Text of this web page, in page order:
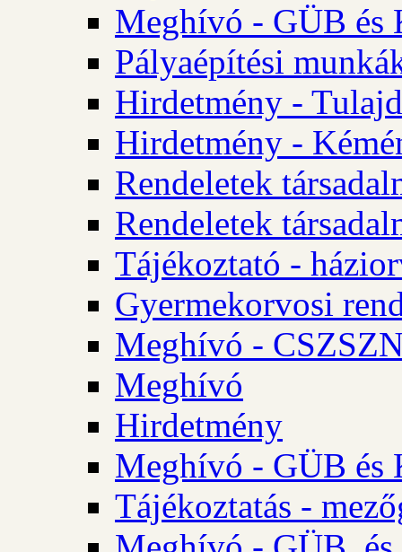
Meghívó - GÜB és
Pályaépítési
Hirdetmény -
Hirdetmény -
Rendeletek
Rendeletek
Tájékoztató -
Gyermekorvosi
Meghívó -
Meghívó
Hirdetmény
Meghívó - GÜB és
Tájékoztatás -